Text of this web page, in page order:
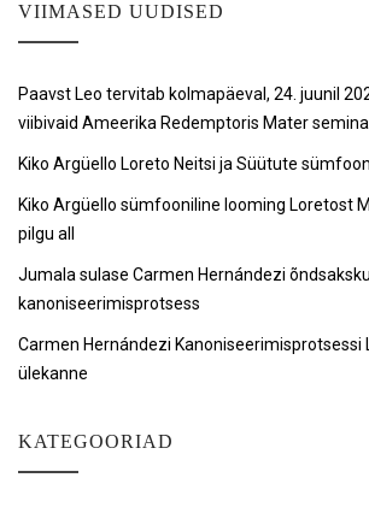
VIIMASED UUDISED
Paavst Leo tervitab kolmapäeval, 24. juunil
viibivaid Ameerika Redemptoris Mater
Kiko Argüello Loreto Neitsi ja Süütute
Kiko Argüello sümfooniline looming Loretost
pilgu all
Jumala sulase Carmen Hernándezi
kanoniseerimisprotsess
Carmen Hernándezi Kanoniseerimisprotsessi
ülekanne
KATEGOORIAD